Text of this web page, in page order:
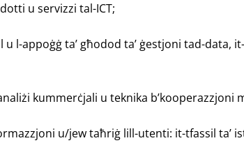
u servizzi tal-ICT;
u l-appoġġ ta’ għodod ta’ ġestjoni tad-
kummerċjali u teknika
u/jew taħriġ lill-utenti: it-tfassil